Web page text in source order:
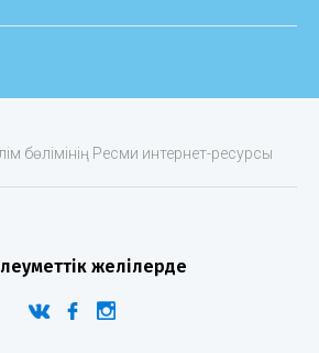
бөлімінің Ресми интернет-ресурсы
желілерде